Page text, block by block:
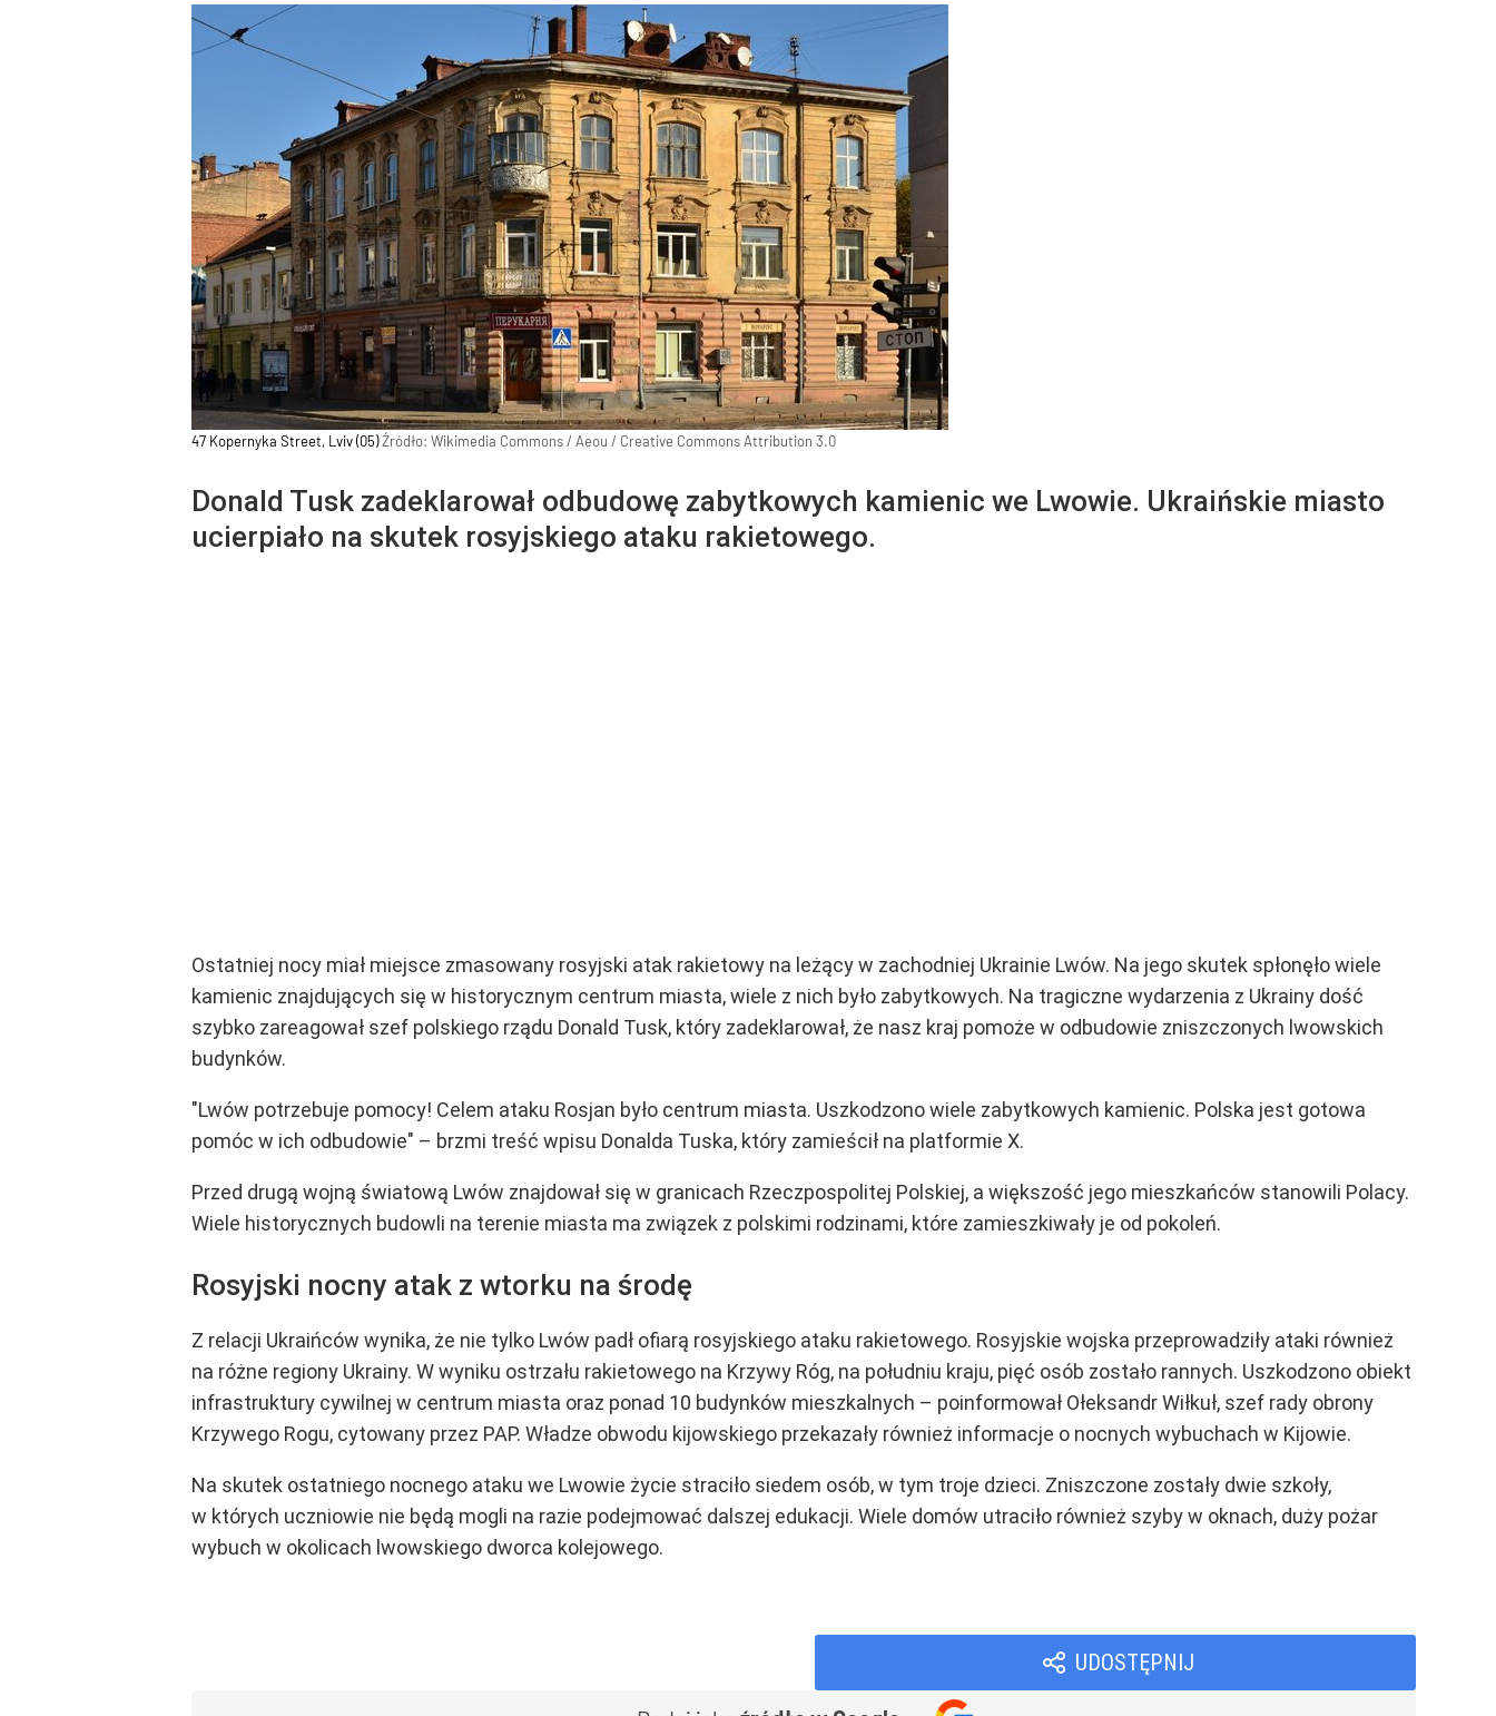
47 Kopernyka Street, Lviv (05)Źródło: Wikimedia Commons/ Aeou / Creative Commons Attribution 3.0
Donald Tusk zadeklarował odbudowę zabytkowych kamienic we Lwowie. Ukraińskie miasto
ucierpiało na skutek rosyjskiego ataku rakietowego.
Ostatniej nocy miał miejsce zmasowany rosyjski atak rakietowy na leżący w zachodniej Ukrainie Lwów. Na jego skutek spłonęło wiele
kamienic znajdujących się w historycznym centrum miasta, wiele z nich było zabytkowych. Na tragiczne wydarzenia z Ukrainy dość
szybko zareagował szef polskiego rządu Donald Tusk, który zadeklarował, że nasz kraj pomoże w odbudowie zniszczonych lwowskich
budynków.
"Lwów potrzebuje pomocy! Celem ataku Rosjan było centrum miasta. Uszkodzono wiele zabytkowych kamienic. Polska jest gotowa
pomóc w ich odbudowie" – brzmi treść wpisu Donalda Tuska, który zamieścił na platformie X.
Przed drugą wojną światową Lwów znajdował się w granicach Rzeczpospolitej Polskiej, a większość jego mieszkańców stanowili Polacy.
Wiele historycznych budowli na terenie miasta ma związek z polskimi rodzinami, które zamieszkiwały je od pokoleń.
Rosyjski nocny atak z wtorku na środę
Z relacji Ukraińców wynika, że nie tylko Lwów padł ofiarą rosyjskiego ataku rakietowego. Rosyjskie wojska przeprowadziły ataki również
na różne regiony Ukrainy. W wyniku ostrzału rakietowego na Krzywy Róg, na południu kraju, pięć osób zostało rannych. Uszkodzono obiekt
infrastruktury cywilnej w centrum miasta oraz ponad 10 budynków mieszkalnych – poinformował Ołeksandr Wiłkuł, szef rady obrony
Krzywego Rogu, cytowany przez PAP. Władze obwodu kijowskiego przekazały również informacje o nocnych wybuchach w Kijowie.
Na skutek ostatniego nocnego ataku we Lwowie życie straciło siedem osób, w tym troje dzieci. Zniszczone zostały dwie szkoły,
w których uczniowie nie będą mogli na razie podejmować dalszej edukacji. Wiele domów utraciło również szyby w oknach, duży pożar
wybuch w okolicach lwowskiego dworca kolejowego.
UDOSTĘPNIJ